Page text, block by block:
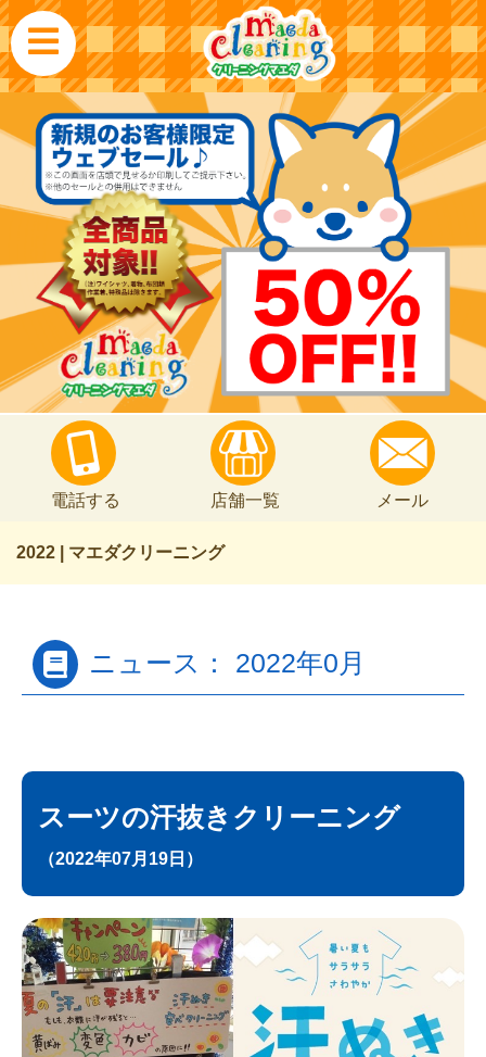
電話する 店舗一覧 メール
2022 | マエダクリーニング
ニュース： 2022年0月
スーツの汗抜きクリーニング
（2022年07月19日）